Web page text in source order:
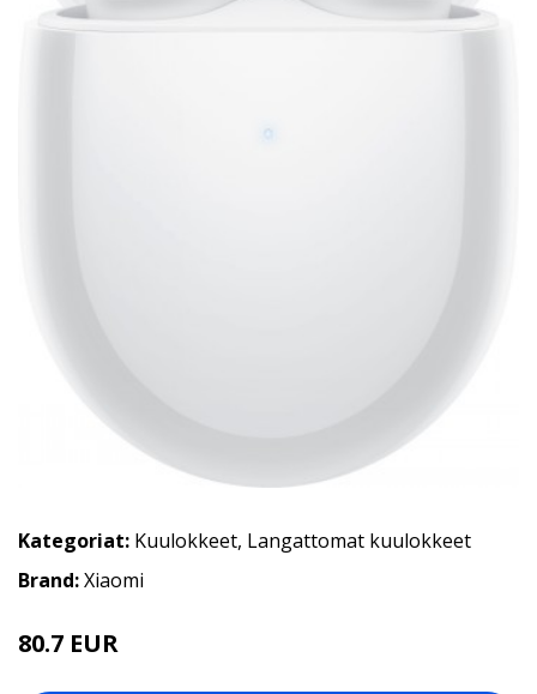
Kategoriat: Kuulokkeet, Langattomat kuulokkeet
Brand:Xiaomi
80.7 EUR